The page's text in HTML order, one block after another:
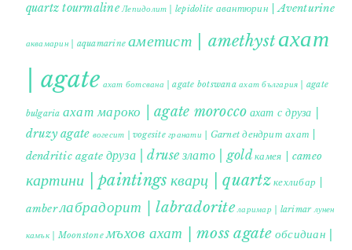
quartz tourmaline Лепидолит | lepidolite авантюрин | Aventurine
аквамарин | aquamarine аметист | amethystахат
| agate ахат ботсвана | agate botswana ахат българия | agate
bulgaria ахат мароко | agate morocco ахат с друза |
druzy agate вогесит | vogesite гранати | Garnet дендрит ахат |
dendritic agate друза | druse злато | gold камея | cameo
картини | paintings кварц | quartzкехлибар |
amberлабрадорит | labradorite ларимар | larimar лунен
камък | Moonstone мъхов ахат | moss agate обсидиан |